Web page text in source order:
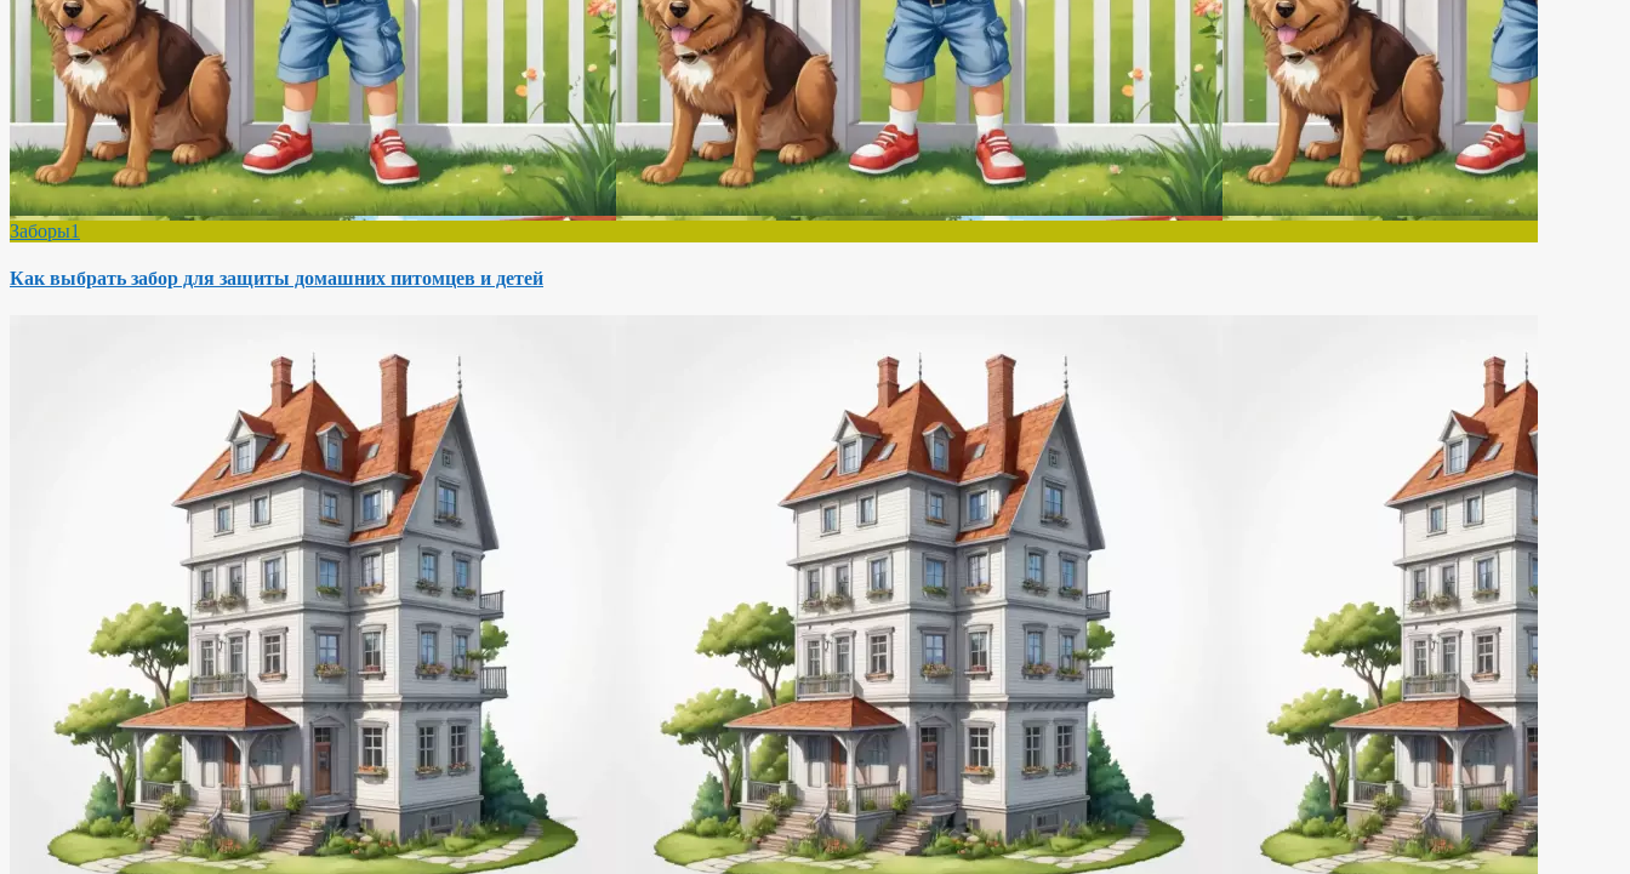
Заборы1
Как выбрать забор для защиты домашних питомцев и детей